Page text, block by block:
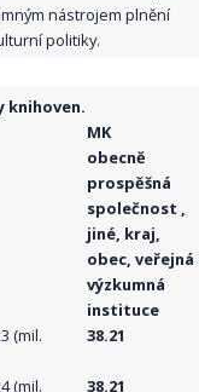
nástrojem plnění
politiky.
knihoven.
MK
obecně
prospěšná
společnost ,
jiné, kraj,
obec, veřejná
výzkumná
instituce
(mil.
38.21
(mil.
38.21